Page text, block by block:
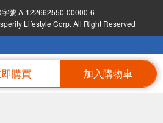
購買 加入購物車
號 A-122662550-00000-6
Lifestyle Corp. All Right Reserved